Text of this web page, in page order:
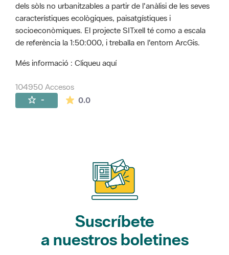
dels sòls no urbanitzables a partir de l'anàlisi de les seves
característiques ecològiques, paisatgístiques i
socioeconòmiques. El projecte SITxell té como a escala
de referència la 1:50:000, i treballa en l'entorn ArcGis.
Més informació : Cliqueu aquí
104950 Accesos
- 0.0La valoración media es de 0 estrellas de
Suscríbete
a nuestros boletines